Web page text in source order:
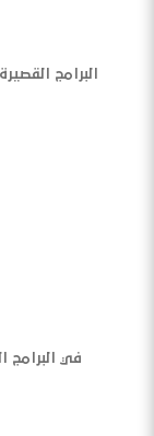
البرامج
في البرامج